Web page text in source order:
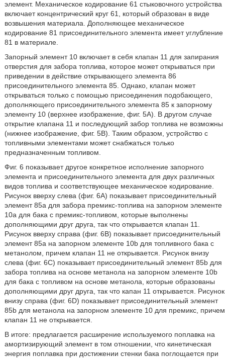
элемент. Механическое кодирование 61 стыковочного устройства
включает концентрический круг 61, который образован в виде
возвышения материала. Дополняющее механическое
кодирование 81 присоединительного элемента имеет углубление
81 в материале.
Запорный элемент 10 включает в себя клапан 11 для запирания
отверстия для забора топлива, которое может открываться при
приведении в действие открывающего элемента 86
присоединительного элемента 85. Однако, клапан может
открываться только с помощью присоединения подобающего,
дополняющего присоединительного элемента 85 к запорному
элементу 10 (верхнее изображение, фиг. 5А). В другом случае
открытие клапана 11 и последующий забор топлива не возможны
(нижнее изображение, фиг. 5В). Таким образом, устройство с
топливными элементами может снабжаться только
предназначенным топливом.
Фиг. 6 показывает другое конкретное исполнение запорного
элемента и присоединительного элемента для двух различных
видов топлива и соответствующее механическое кодирование.
Рисунок вверху слева (фиг. 6А) показывает присоединительный
элемент 85а для забора премикс-топлива на запорном элементе
10а для бака с премикс-топливом, которые выполнены
дополняющими друг друга, так что открывается клапан 11.
Рисунок вверху справа (фиг. 6В) показывает присоединительный
элемент 85а на запорном элементе 10b для топливного бака с
метанолом, причем клапан 11 не открывается. Рисунок внизу
слева (фиг. 6С) показывает присоединительный элемент 85b для
забора топлива на основе метанола на запорном элементе 10b
для бака с топливом на основе метанола, которые образованы
дополняющими друг друга, так что капан 11 открывается. Рисунок
внизу справа (фиг. 6D) показывает присоединительный элемент
85b для метанола на запорном элементе 10 для премикс, причем
клапан 11 не открывается.
В итоге: предлагается расширение используемого поплавка на
амортизирующий элемент в том отношении, что кинетическая
энергия поплавка при достижении стенки бака поглощается при